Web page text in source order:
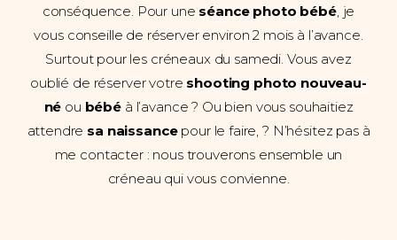
conséquence. Pour une séance photo bébé, je
vous conseille de réserver environ 2 mois à l’avance.
Surtout pour les créneaux du samedi. Vous avez
oublié de réserver votre shooting photo nouveau-
né ou bébé à l’avance ? Ou bien vous souhaitiez
attendre sa naissance pour le faire, ? N’hésitez pas à
me contacter : nous trouverons ensemble un
créneau qui vous convienne.